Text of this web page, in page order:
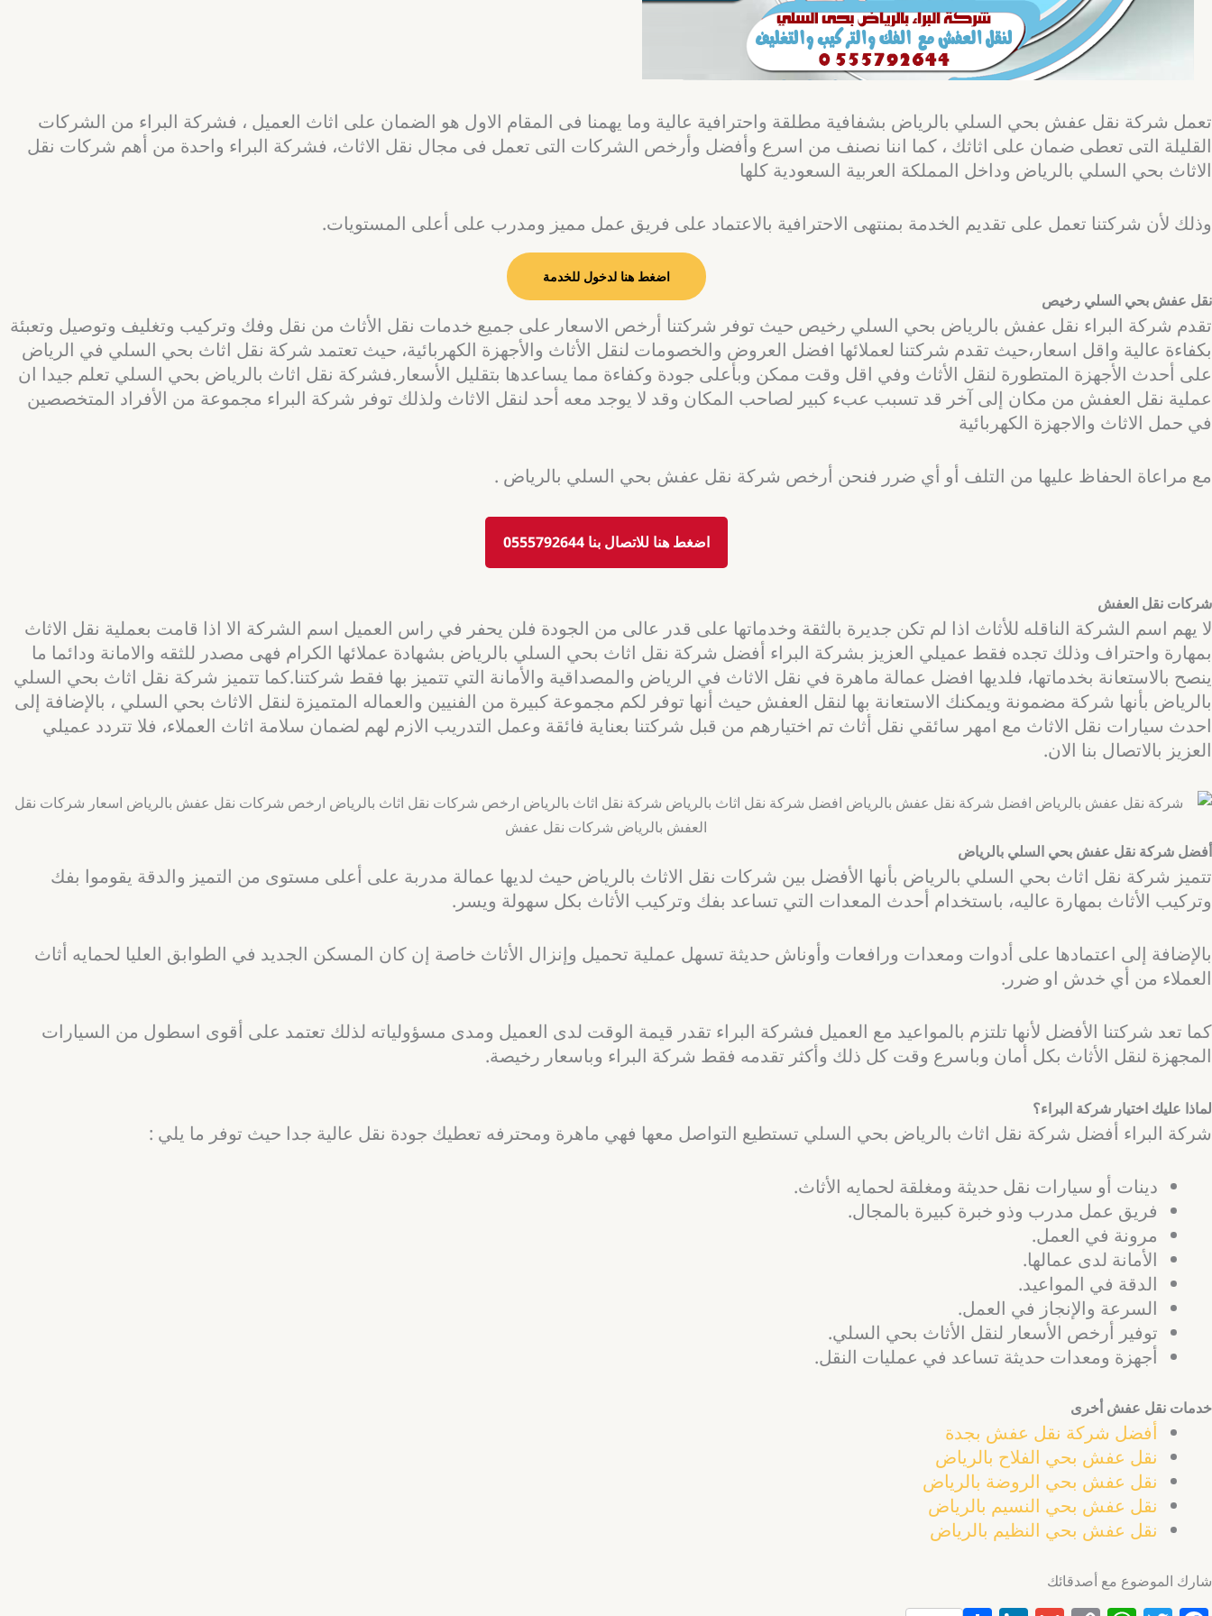
تعمل شركة نقل عفش بحي السلي بالرياض بشفافية مطلقة واحترافية عالية وما يهمنا فى المقام الاول هو الضمان على اثاث العميل ، فشركة البراء من الشركات
القليلة التى تعطى ضمان على اثاثك ، كما اننا نصنف من اسرع وأفضل وأرخص الشركات التى تعمل فى مجال نقل الاثاث، فشركة البراء واحدة من أهم شركات نقل
الاثاث بحي السلي بالرياض وداخل المملكة العربية السعودية كلها
وذلك لأن شركتنا تعمل على تقديم الخدمة بمنتهى الاحترافية بالاعتماد على فريق عمل مميز ومدرب على أعلى المستويات.
اضغط هنا لدخول للخدمة
نقل عفش بحي السلي رخيص
تقدم شركة البراء نقل عفش بالرياض بحي السلي رخيص حيث توفر شركتنا أرخص الاسعار على جميع خدمات نقل الأثاث من نقل وفك وتركيب وتغليف وتوصيل وتعبئة
بكفاءة عالية واقل اسعار،حيث تقدم شركتنا لعملائها افضل العروض والخصومات لنقل الأثاث والأجهزة الكهربائية، حيث تعتمد شركة نقل اثاث بحي السلي في الرياض
على أحدث الأجهزة المتطورة لنقل الأثاث وفي اقل وقت ممكن وبأعلى جودة وكفاءة مما يساعدها بتقليل الأسعار.فشركة نقل اثاث بالرياض بحي السلي تعلم جيدا ان
عملية نقل العفش من مكان إلى آخر قد تسبب عبء كبير لصاحب المكان وقد لا يوجد معه أحد لنقل الاثاث ولذلك توفر شركة البراء مجموعة من الأفراد المتخصصين
في حمل الاثاث والاجهزة الكهربائية
مع مراعاة الحفاظ عليها من التلف أو أي ضرر فنحن أرخص شركة نقل عفش بحي السلي بالرياض .
اضغط هنا للاتصال بنا 0555792644
شركات نقل العفش
لا يهم اسم الشركة الناقله للأثاث اذا لم تكن جديرة بالثقة وخدماتها على قدر عالى من الجودة فلن يحفر في راس العميل اسم الشركة الا اذا قامت بعملية نقل الاثاث
بمهارة واحتراف وذلك تجده فقط عميلي العزيز بشركة البراء أفضل شركة نقل اثاث بحي السلي بالرياض بشهادة عملائها الكرام فهى مصدر للثقه والامانة ودائما ما
ينصح بالاستعانة بخدماتها، فلديها افضل عمالة ماهرة في نقل الاثاث في الرياض والمصداقية والأمانة التي تتميز بها فقط شركتنا.كما تتميز شركة نقل اثاث بحي السلي
بالرياض بأنها شركة مضمونة ويمكنك الاستعانة بها لنقل العفش حيث أنها توفر لكم مجموعة كبيرة من الفنيين والعماله المتميزة لنقل الاثاث بحي السلي ، بالإضافة إلى
احدث سيارات نقل الاثاث مع امهر سائقي نقل أثاث تم اختيارهم من قبل شركتنا بعناية فائقة وعمل التدريب الازم لهم لضمان سلامة اثاث العملاء، فلا تتردد عميلي
العزيز بالاتصال بنا الان.
أفضل شركة نقل عفش بحي السلي بالرياض
تتميز شركة نقل اثاث بحي السلي بالرياض بأنها الأفضل بين شركات نقل الاثاث بالرياض حيث لديها عمالة مدربة على أعلى مستوى من التميز والدقة يقوموا بفك
وتركيب الأثاث بمهارة عاليه، باستخدام أحدث المعدات التي تساعد بفك وتركيب الأثاث بكل سهولة ويسر.
بالإضافة إلى اعتمادها على أدوات ومعدات ورافعات وأوناش حديثة تسهل عملية تحميل وإنزال الأثاث خاصة إن كان المسكن الجديد في الطوابق العليا لحمايه أثاث
العملاء من أي خدش او ضرر.
كما تعد شركتنا الأفضل لأنها تلتزم بالمواعيد مع العميل فشركة البراء تقدر قيمة الوقت لدى العميل ومدى مسؤولياته لذلك تعتمد على أقوى اسطول من السيارات
المجهزة لنقل الأثاث بكل أمان وباسرع وقت كل ذلك وأكثر تقدمه فقط شركة البراء وباسعار رخيصة.
لماذا عليك اختيار شركة البراء؟
شركة البراء أفضل شركة نقل اثاث بالرياض بحي السلي تستطيع التواصل معها فهي ماهرة ومحترفه تعطيك جودة نقل عالية جدا حيث توفر ما يلي :
دينات أو سيارات نقل حديثة ومغلقة لحمايه الأثاث.
فريق عمل مدرب وذو خبرة كبيرة بالمجال.
مرونة في العمل.
الأمانة لدى عمالها.
الدقة في المواعيد.
السرعة والإنجاز في العمل.
توفير أرخص الأسعار لنقل الأثاث بحي السلي.
أجهزة ومعدات حديثة تساعد في عمليات النقل.
خدمات نقل عفش أخرى
أفضل شركة نقل عفش بجدة
نقل عفش بحي الفلاح بالرياض
نقل عفش بحي الروضة بالرياض
نقل عفش بحي النسيم بالرياض
نقل عفش بحي النظيم بالرياض
شارك الموضوع مع أصدقائك